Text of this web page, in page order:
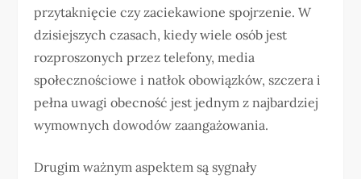
przytaknięcie czy zaciekawione spojrzenie. W
dzisiejszych czasach, kiedy wiele osób jest
rozproszonych przez telefony, media
społecznościowe i natłok obowiązków, szczera i
pełna uwagi obecność jest jednym z najbardziej
wymownych dowodów zaangażowania.
Drugim ważnym aspektem są sygnały